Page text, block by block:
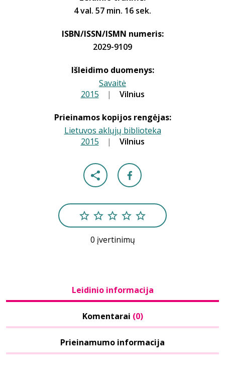
4 val. 57 min. 16 sek.
ISBN/ISSN/ISMN numeris:
2029-9109
Išleidimo duomenys:
Savaitė
2015 | Vilnius
Prieinamos kopijos rengėjas:
Lietuvos aklųjų biblioteka
2015 | Vilnius
0 įvertinimų
Leidinio informacija
Komentarai (0)
Prieinamumo informacija